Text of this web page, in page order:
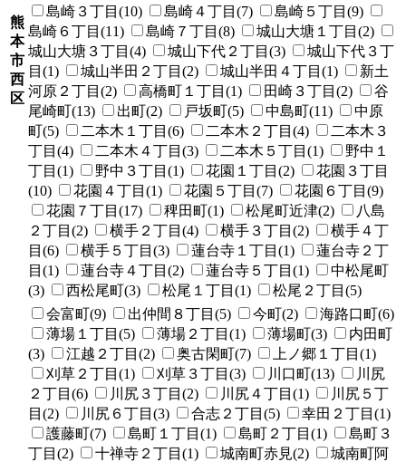
熊
本
市
西
区
島崎３丁目(10)
島崎４丁目(7)
島崎５丁目(9)
島崎６丁目(11)
島崎７丁目(8)
城山大塘１丁目(2)
城山大塘３丁目(4)
城山下代２丁目(3)
城山下代３丁
目(1)
城山半田２丁目(2) 城山半田４丁目(1)
新土
河原２丁目(2)
高橋町１丁目(1) 田崎３丁目(2)
谷
尾崎町(13)
出町(2) 戸坂町(5) 中島町(11)
中原
町(5)
二本木１丁目(6) 二本木２丁目(4)
二本木３
丁目(4)
二本木４丁目(3) 二本木５丁目(1)
野中１
丁目(1)
野中３丁目(1) 花園１丁目(2)
花園３丁目
(10)
花園４丁目(1) 花園５丁目(7)
花園６丁目(9)
花園７丁目(17)
稗田町(1) 松尾町近津(2)
八島
２丁目(2)
横手２丁目(4) 横手３丁目(2)
横手４丁
目(6)
横手５丁目(3) 蓮台寺１丁目(1)
蓮台寺２丁
目(1)
蓮台寺４丁目(2) 蓮台寺５丁目(1)
中松尾町
(3)
西松尾町(3) 松尾１丁目(1) 松尾２丁目(5)
会富町(9) 出仲間８丁目(5) 今町(2)
海路口町(6)
薄場１丁目(5)
薄場２丁目(1) 薄場町(3)
内田町
(3)
江越２丁目(2) 奥古閑町(7)
上ノ郷１丁目(1)
刈草２丁目(1)
刈草３丁目(3) 川口町(13)
川尻
２丁目(6)
川尻３丁目(2) 川尻４丁目(1)
川尻５丁
目(2)
川尻６丁目(3) 合志２丁目(5)
幸田２丁目(1)
護藤町(7)
島町１丁目(1) 島町２丁目(1)
島町３
丁目(2)
十禅寺２丁目(1) 城南町赤見(2)
城南町阿